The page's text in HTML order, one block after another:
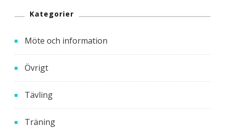
Kategorier
Möte och information
Övrigt
Tävling
Träning